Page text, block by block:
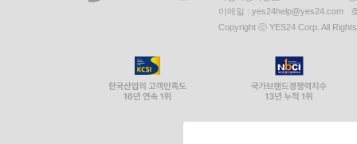
이메일 : yes24help@yes24.com
Copyright ⓒ YES24 Corp. All